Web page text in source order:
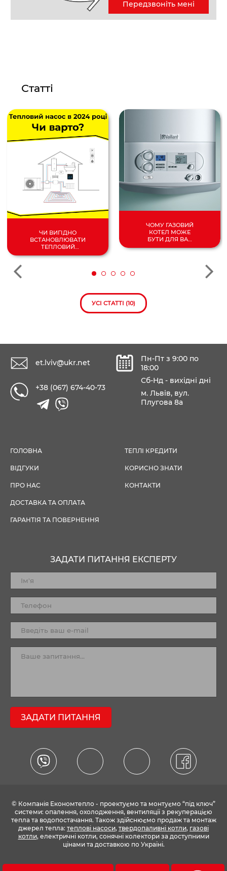
Передзвоніть мені
Статті
ЧИ ВИГІДНО
ВСТАНОВЛЮВАТИ
ТЕПЛОВИЙ
ЧОМУ ГАЗОВИЙ
КОТЕЛ МОЖЕ
БУТИ ДЛЯ ВАС
НАЙКРАЩИМ
УСІ СТАТТІ (10)
et.lviv@ukr.net
+38 (067) 674-40-73
Пн-Пт з 9:00 по
18:00
Сб-Нд - вихідні дні
м. Львів, вул.
Плугова 8а
ГОЛОВНА
ВІДГУКИ
ПРО НАС
ДОСТАВКА ТА ОПЛАТА
ГАРАНТІЯ ТА ПОВЕРНЕННЯ
ТЕПЛІ КРЕДИТИ
КОРИСНО ЗНАТИ
КОНТАКТИ
ЗАДАТИ ПИТАННЯ ЕКСПЕРТУ
ЗАДАТИ ПИТАННЯ
© Компанія Економтепло - проектуємо та монтуємо “під ключ”
системи: опалення, охолодження, вентиляції з рекуперацією
тепла та водопостачання. Також здійснюємо продаж та монтаж
джерел тепла: теплові насоси, твердопаливні котли, газові
котли, електричні котли, сонячні колектори за доступними
цінами та доставкою по Україні.